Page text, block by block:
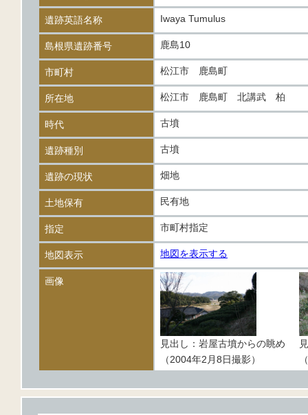
遺跡英語名称 Iwaya Tumulus
島根県遺跡番号 鹿島10
市町村 松江市 鹿島町
所在地 松江市 鹿島町 北講武 柏
時代 古墳
遺跡種別 古墳
遺跡の現状 畑地
土地保有 民有地
指定 市町村指定
地図表示 地図を表示する
画像
見出し：岩屋古墳からの眺め
（2004年2月8日撮影）